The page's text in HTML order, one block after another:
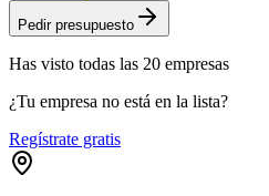
Pedir presupuesto
Has visto todas las 20 empresas
¿Tu empresa no está en la lista?
Regístrate gratis